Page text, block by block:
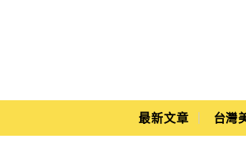
Yuki's Life
Main Menu
最新文章 台灣